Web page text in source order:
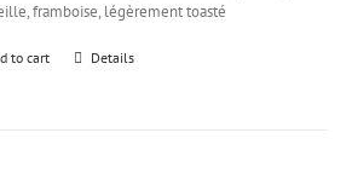
framboise, légèrement toasté
to cart Details